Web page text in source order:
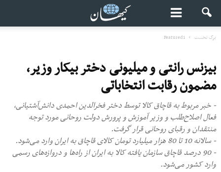
برگ نخست Featured1
بیزنس رانتی و میلیونی دختر بیکار وزیر،
مضمون رقابت انتخاباتی
- خبر مربوط به قاچاق کالا توسط دختر فخرالدین احمدی دانش‌آشتیانی،
فعال اصلاح‌طلب و وزیر آموزش و پرورش دولت روحانی مورد توجه
منتقدان و رقبای روحانی قرار گرفت.
- سالانه 10 تا 80 هزار میلیارد تومان کالای قاچاق به ایران وارد می‌شود.
- 90 درصد قاچاق سازمان یافته کالا به ایران از راه‌ها و دروازه‌های رسمی
وارد کشور می‌شود.